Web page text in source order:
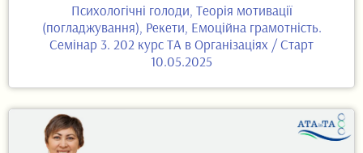
Психологічні голоди, Теорія мотивації
(погладжування), Рекети, Емоційна грамотність.
Семінар 3. 202 курс ТА в Організаціях / Старт
10.05.2025